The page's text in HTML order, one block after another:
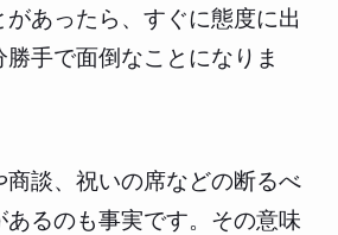
があったら、すぐに態度に出
勝手で面倒なことになりま
商談、祝いの席などの断るべ
あるのも事実です。その意味